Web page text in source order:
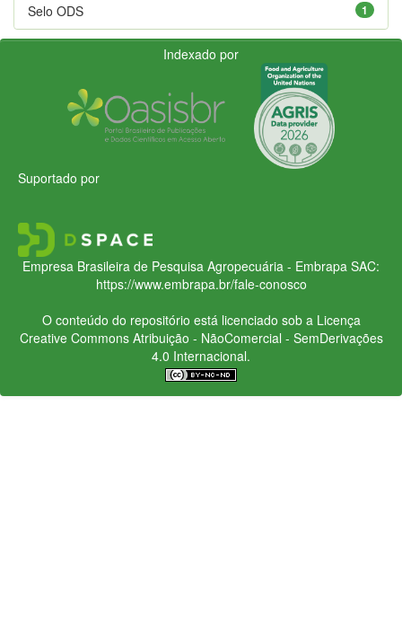
1
Selo ODS
Indexado por
Suportado por
Empresa Brasileira de Pesquisa Agropecuária - Embrapa SAC:
https://www.embrapa.br/fale-conosco
O conteúdo do repositório está licenciado sob a Licença
Creative CommonsAtribuição - NãoComercial - SemDerivações
4.0 Internacional.